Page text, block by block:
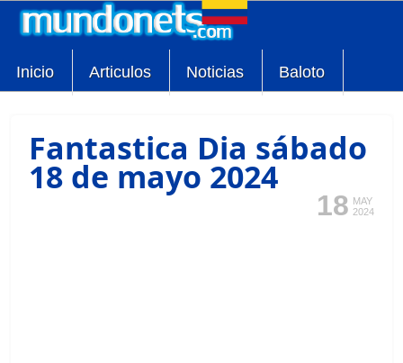
Inicio Articulos Noticias Baloto
Fantastica Dia sábado
18 de mayo 2024
18 MAY
2024